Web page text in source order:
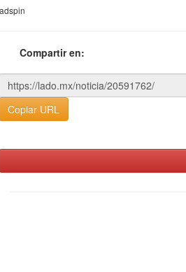
Compartir en:
Copiar URL